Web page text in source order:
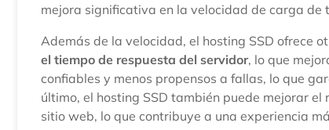
mejora significativa en la velocidad de carga de
Además de la velocidad, el hosting SSD ofrece
el tiempo de respuesta del servidor, lo que
confiables y menos propensos a fallas, lo que
último, el hosting SSD también puede mejorar
sitio web, lo que contribuye a una experiencia